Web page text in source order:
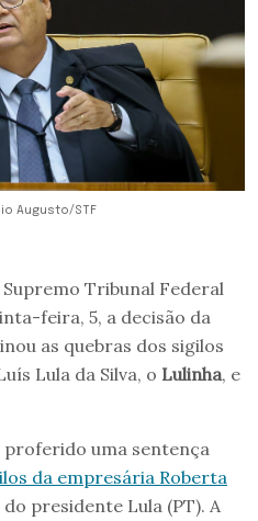
Augusto/STF
Supremo Tribunal Federal
feira, 5, a decisão da
as quebras dos sigilos
Lula da Silva, o Lulinha, e
proferido uma sentença
da empresária Roberta
presidente Lula (PT). A